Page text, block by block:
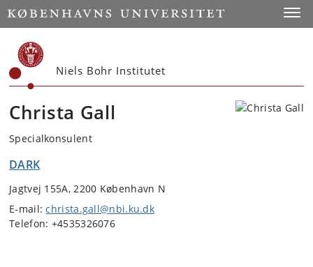
Start
Niels Bohr Institutet
Christa Gall
Specialkonsulent
DARK
Jagtvej 155A, 2200 København N
E-mail:christa.gall@nbi.ku.dk
Telefon: +4535326076